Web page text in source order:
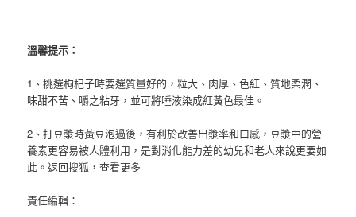
溫馨提示：
1、挑選枸杞子時要選質量好的，粒大、肉厚、色紅、質地柔潤、
味甜不苦、嚼之粘牙，並可將唾液染成紅黃色最佳。
2、打豆漿時黃豆泡過後，有利於改善出漿率和口感，豆漿中的營
養素更容易被人體利用，是對消化能力差的幼兒和老人來說更要如
此。返回搜狐，查看更多
責任編輯：